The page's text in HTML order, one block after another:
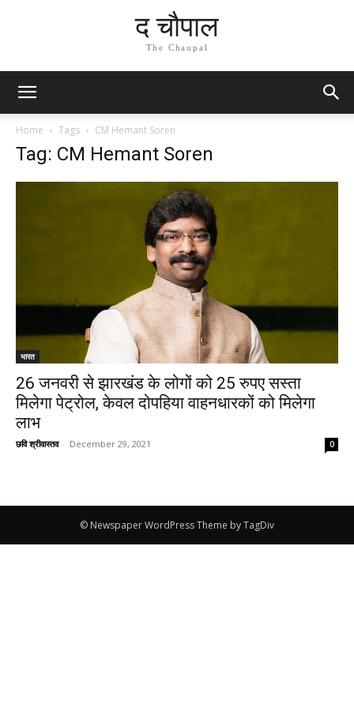
द चौपाल
The Chaupal
Home Tags CM Hemant Soren
Tag: CM Hemant Soren
भारत
26 जनवरी से झारखंड के लोगों को 25 रुपए सस्ता
मिलेगा पेट्रोल, केवल दोपहिया वाहनधारकों को मिलेगा
लाभ
छवि श्रीवास्तव - December 29, 2021 0
© Newspaper WordPress Theme by TagDiv